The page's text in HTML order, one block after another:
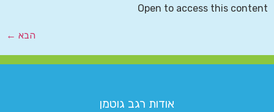
Open to access this content
הבא ←
אודות רגב גוטמן